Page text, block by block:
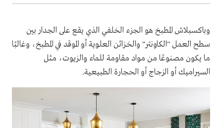
وباكسبلاش المطبخ هو الجزء الخلفي الذي يقع على الجدار بين
سطح العمل "الكاونتر" والخزائن العلوية أو الموقد في المطبخ، وغالبًا
ما يكون مصنوعًا من مواد مقاومة للماء والزيوت، مثل
السيراميك أو الزجاج أو الحجارة الطبيعية.